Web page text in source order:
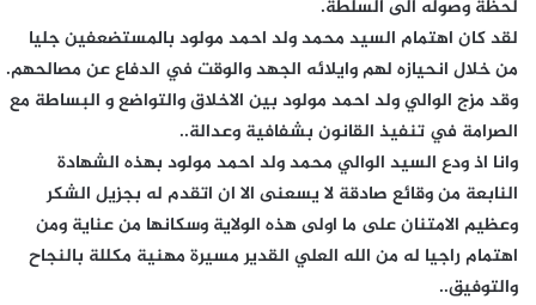
لحظة وصوله الى السلطة.
لقد كان اهتمام السيد محمد ولد احمد مولود بالمستضعفين جليا
من خلال انحيازه لهم وايلائه الجهد والوقت في الدفاع عن مصالحهم.
وقد مزج الوالي ولد احمد مولود بين الاخلاق والتواضع و البساطة مع
الصرامة في تنفيذ القانون بشفافية وعدالة..
وانا اذ ودع السيد الوالي محمد ولد احمد مولود بهذه الشهادة
النابعة من وقائع صادقة لا يسعنى الا ان اتقدم له بجزيل الشكر
وعظيم الامتنان على ما اولى هذه الولاية وسكانها من عناية ومن
اهتمام راجيا له من الله العلي القدير مسيرة مهنية مكللة بالنجاح
والتوفيق..